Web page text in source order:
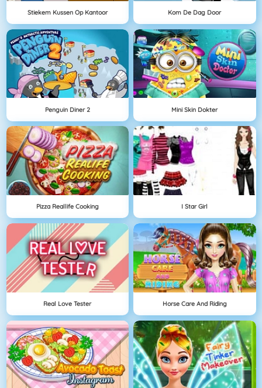
Stiekem Kussen Op Kantoor Kom De Dag Door
Penguin Diner 2 Mini Skin Dokter
Pizza Reallife Cooking I Star Girl
Real Love Tester Horse Care And Riding